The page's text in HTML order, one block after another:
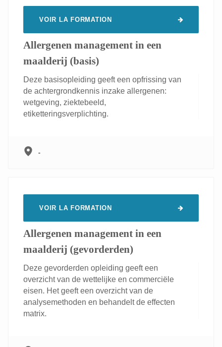
VOIR LA FORMATION
Allergenen management in een
maalderij (basis)
Deze basisopleiding geeft een opfrissing van
de achtergrondkennis inzake allergenen:
wetgeving, ziektebeeld,
etiketteringsverplichting.
-
VOIR LA FORMATION
Allergenen management in een
maalderij (gevorderden)
Deze gevorderden opleiding geeft een
overzicht van de wettelijke en commerciële
eisen. Het geeft een overzicht van de
analysemethoden en behandelt de effecten
matrix.